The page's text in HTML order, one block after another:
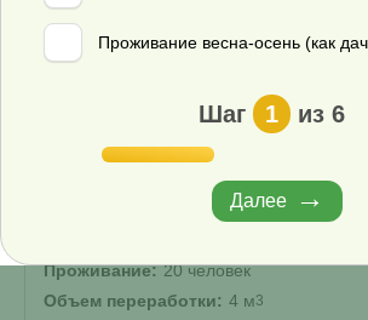
Септик Пегас S 20
В наличии
Проживание: 20 человек
Объем переработки: 4 м3
Проживание весна-осень (как
Шаг 1 из 6
Далее